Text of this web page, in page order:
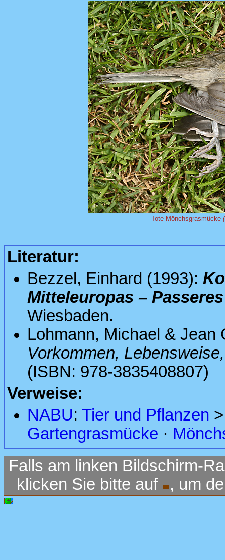
Tote Mönchsgrasmücke
Literatur:
Bezzel, Einhard (1993):
Mitteleuropas – Passeres
Wiesbaden.
Lohmann, Michael &
Vorkommen,
(ISBN: 978-3835408807)
Verweise:
NABU: Tier und Pflanzen
Gartengrasmücke ·
Falls am linken Bildschirm-
klicken Sie bitte auf
, um